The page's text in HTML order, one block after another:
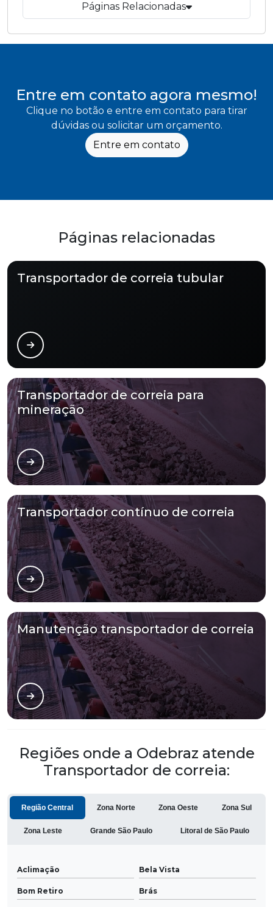
Páginas Relacionadas
Entre em contato agora mesmo!
Clique no botão e entre em contato para tirar
dúvidas ou solicitar um orçamento.
Entre em contato
Páginas relacionadas
Transportador de correia tubular
Transportador de correia para
mineração
Transportador contínuo de correia
Manutenção transportador de correia
Regiões onde a Odebraz atende
Transportador de correia:
Região Central Zona Norte Zona Oeste Zona Sul
Zona Leste Grande São Paulo Litoral de São Paulo
Aclimação Bela Vista
Bom Retiro Brás